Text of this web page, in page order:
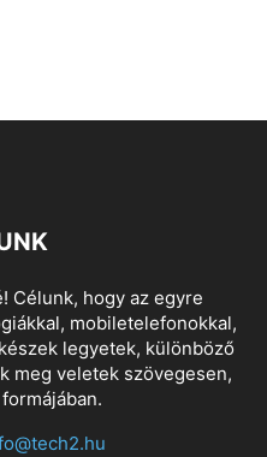
Célunk, hogy az egyre
mobiletelefonokkal,
legyetek, különböző
meg veletek szövegesen,